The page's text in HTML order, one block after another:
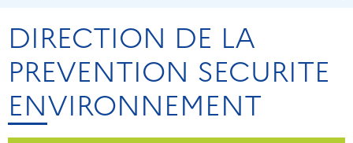
DIRECTION DE LA
PREVENTION SECURITE
ENVIRONNEMENT